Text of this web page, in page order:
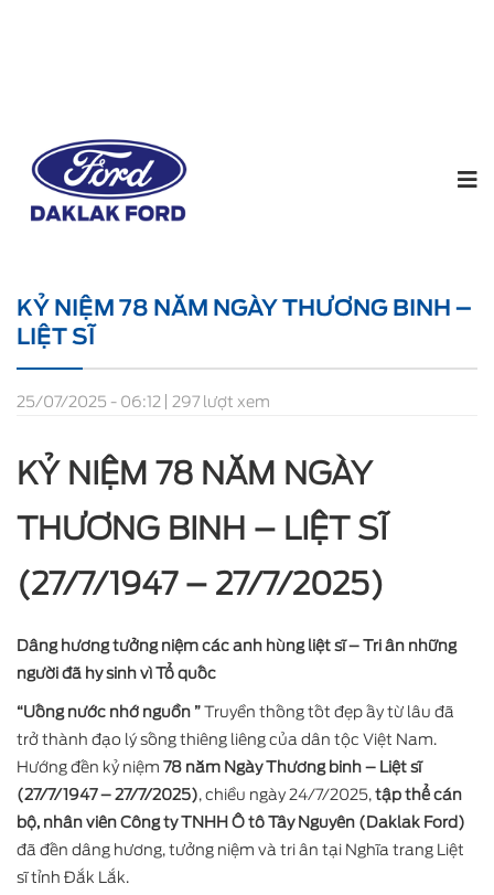
Home Tin tức
KỶ NIỆM 78 NĂM NGÀY THƯƠNG BINH –
LIỆT SĨ
25/07/2025 - 06:12 297 lượt xem
KỶ NIỆM 78 NĂM NGÀY
THƯƠNG BINH – LIỆT SĨ
(27/7/1947 – 27/7/2025)
Dâng hương tưởng niệm các anh hùng liệt sĩ – Tri ân những
người đã hy sinh vì Tổ quốc
“Uống nước nhớ nguồn ”Truyền thống tốt đẹp ấy từ lâu đã
trở thành đạo lý sống thiêng liêng của dân tộc Việt Nam.
Hướng đến kỷ niệm 78 năm Ngày Thương binh – Liệt sĩ
(27/7/1947 – 27/7/2025), chiều ngày 24/7/2025,tập thể cán
bộ, nhân viên Công ty TNHH Ô tô Tây Nguyên (Daklak Ford)
đã đến dâng hương, tưởng niệm và tri ân tại Nghĩa trang Liệt
sĩ tỉnh Đắk Lắk.